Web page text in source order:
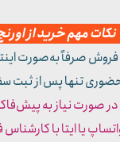
مهم خرید از
صرفاً به‌صورت
تنها پس از ثبت
صورت نیاز به
یا ایتا با کارشناس فروش